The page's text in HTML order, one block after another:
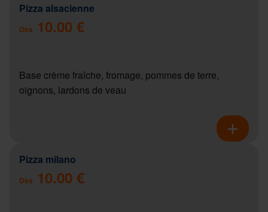
Pizza alsacienne
Dès 10.00 €
Base crème fraîche, fromage, pommes de terre,
oignons, lardons de veau
Pizza milano
Dès 10.00 €